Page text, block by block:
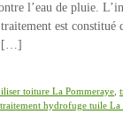
l’eau de pluie.
est constitué
[…]
toiture La Pommeraye
traitement hydrofuge tuile La